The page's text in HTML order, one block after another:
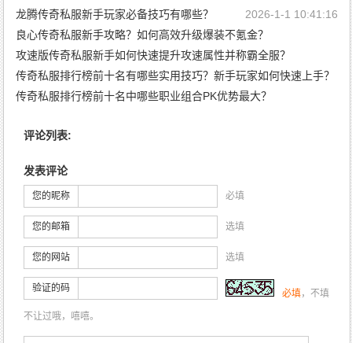
2026-1-5 19:52:31
龙腾传奇私服新手玩家必备技巧有哪些？
2026-1-1 10:41:16
良心传奇私服新手攻略？如何高效升级爆装不氪金？
2025-12-31 10:45:34
攻速版传奇私服新手如何快速提升攻速属性并称霸全服？
2025-12-29 10:43:33
传奇私服排行榜前十名有哪些实用技巧？新手玩家如何快速上手？
2025-12-24 10:45:44
传奇私服排行榜前十名中哪些职业组合PK优势最大？
评论列表:
发表评论
您的昵称 必填
您的邮箱 选填
您的网站 选填
验证的码 必填，不填
不让过哦，嘻嘻。